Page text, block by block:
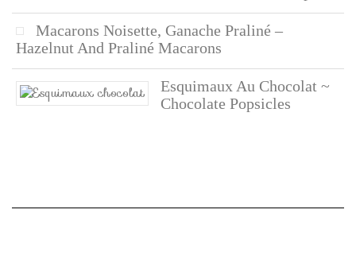
Macarons Noisette, Ganache Praliné –
Hazelnut And Praliné Macarons
Esquimaux Au Chocolat ~
Chocolate Popsicles